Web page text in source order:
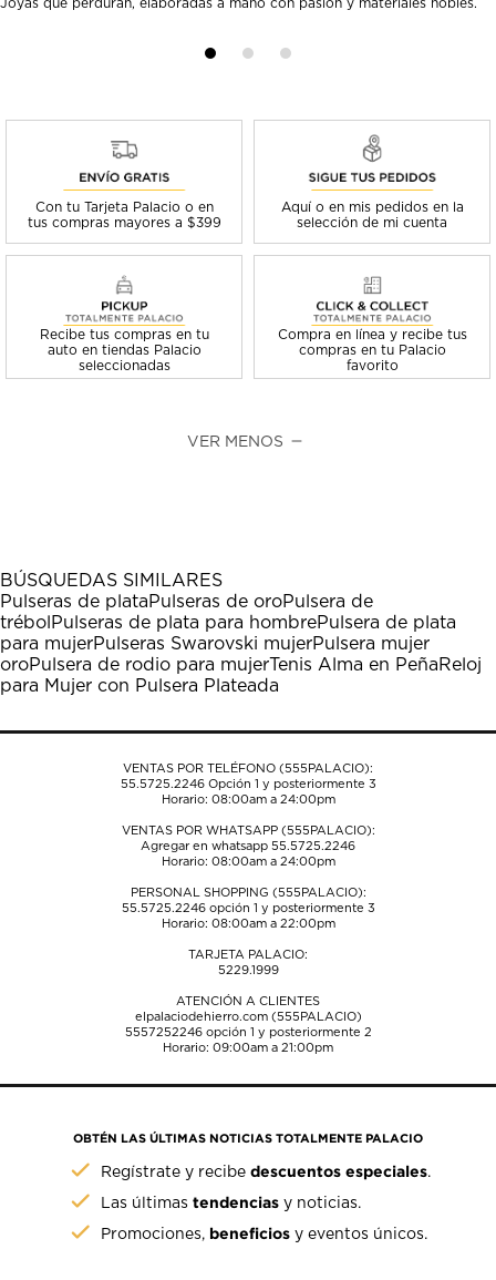
Joyas que perduran, elaboradas a mano con pasión y materiales nobles.
Con tu Tarjeta Palacio o en
tus compras mayores a $399
Aquí o en mis pedidos en la
selección de mi cuenta
Recibe tus compras en tu
auto en tiendas Palacio
seleccionadas
Compra en línea y recibe tus
compras en tu Palacio
favorito
VER MENOS
BÚSQUEDAS SIMILARES
Pulseras de plataPulseras de oroPulsera de
trébol Pulseras de plata para hombrePulsera de plata
para mujerPulseras Swarovski mujerPulsera mujer
oroPulsera de rodio para mujerTenis Alma en PeñaReloj
para Mujer con Pulsera Plateada
VENTAS POR TELÉFONO (555PALACIO):
55.5725.2246Opción 1 y posteriormente 3
Horario: 08:00am a 24:00pm
VENTAS POR WHATSAPP (555PALACIO):
Agregar en whatsapp 55.5725.2246
Horario: 08:00am a 24:00pm
PERSONAL SHOPPING (555PALACIO):
55.5725.2246opción 1 y posteriormente 3
Horario: 08:00am a 22:00pm
TARJETA PALACIO:
5229.1999
ATENCIÓN A CLIENTES
elpalaciodehierro.com (555PALACIO)
5557252246opción 1 y posteriormente 2
Horario: 09:00am a 21:00pm
OBTÉN LAS ÚLTIMAS NOTICIAS TOTALMENTE PALACIO
Regístrate y recibedescuentos especiales.
Las últimastendencias y noticias.
Promociones, beneficios y eventos únicos.